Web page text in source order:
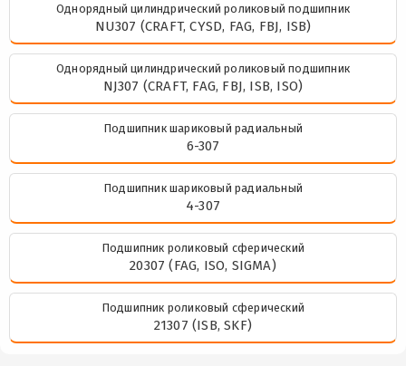
Однорядный цилиндрический роликовый подшипник
NU307 (CRAFT, CYSD, FAG, FBJ, ISB)
Однорядный цилиндрический роликовый подшипник
NJ307 (CRAFT, FAG, FBJ, ISB, ISO)
Подшипник шариковый радиальный
6-307
Подшипник шариковый радиальный
4-307
Подшипник роликовый сферический
20307 (FAG, ISO, SIGMA)
Подшипник роликовый сферический
21307 (ISB, SKF)